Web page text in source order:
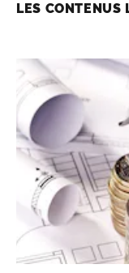
LES CONTENUS